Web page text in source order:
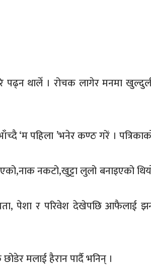
पढ्न थालेँ । रोचक लागेर मनमा
‘म पहिला ’भनेर कण्ठ गरें ।
नकटो,खुट्टा लुलो बनाइएको
पेशा र परिवेश देखेपछि आफैलाई
मलाई हैरान पार्दै भनिन् ।